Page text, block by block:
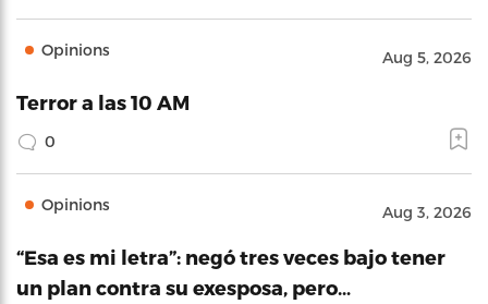
Opinions Aug 5, 2026
Terror a las 10 AM
0
Opinions Aug 3, 2026
“Esa es mi letra”: negó tres veces bajo tener
un plan contra su exesposa, pero…